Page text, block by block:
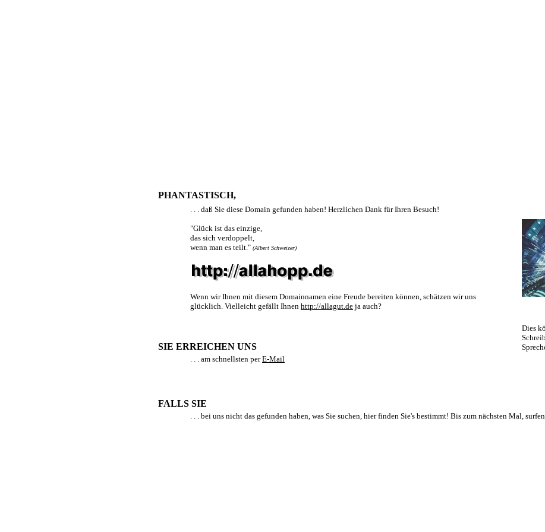
PHANTASTISCH,
. . . daß Sie diese Domain gefunden haben! Herzlichen Dank für Ihren Besuch!
"Glück ist das einzige,
das sich verdoppelt,
wenn man es teilt." (Albert Schweizer)
Wenn wir Ihnen mit diesem Domainnamen eine Freude bereiten können, schätzen wir uns
glücklich. Vielleicht gefällt Ihnen http://allagut.de ja auch?
SIE ERREICHEN UNS
Dies
. . . am schnellsten perE-Mail
FALLS SIE
. . . bei uns nicht das gefunden haben, was Sie suchen, hier finden Sie's bestimmt! Bis zum nächsten Mal,